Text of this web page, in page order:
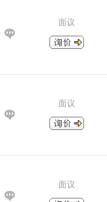
面议
面议
面议